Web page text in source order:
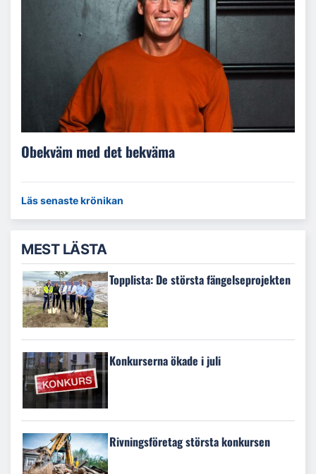
Obekväm med det bekväma
Läs senaste krönikan
MEST LÄSTA
Topplista: De största fängelseprojekten
Konkurserna ökade i juli
Rivningsföretag största konkursen